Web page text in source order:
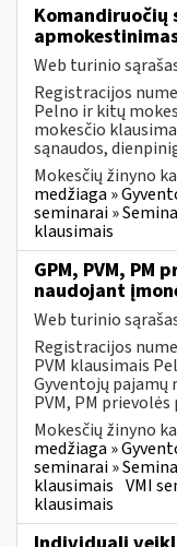
Komandiruočių
Web turinio
Registracijos
Pelno ir kitų
mokesčio
sąnaudos,
Mokesčių žinyno
medžiaga »
seminarai »
klausimais
GPM, PVM,
naudojant
Web turinio
Registracijos
PVM klausimais
Gyventojų pajamų
PVM, PM
Mokesčių žinyno
medžiaga »
seminarai »
klausimais VMI
klausimais